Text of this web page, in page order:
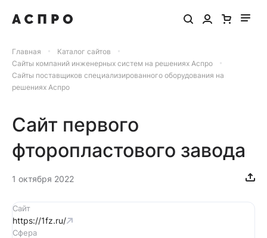
Главная
Каталог сайтов
Сайты компаний инженерных систем на решениях Аспро
Сайты поставщиков специализированного оборудования на
решениях Аспро
Сайт первого
фторопластового завода
1 октября 2022
Сайт
https://1fz.ru/
Сфера